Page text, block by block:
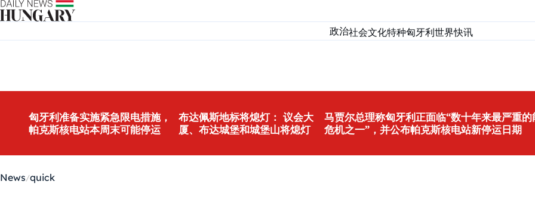
Skip to content
政治社会文化特种匈牙利世界快讯
匈牙利准备实施紧急限电措施，
帕克斯核电站本周末可能停运
布达佩斯地标将熄灯： 议会大
厦、布达城堡和城堡山将熄灯
马贾尔总理称匈牙利正面临“数十年来最严重的
危机之一”，并公布帕克斯核电站新停运日期
News quick